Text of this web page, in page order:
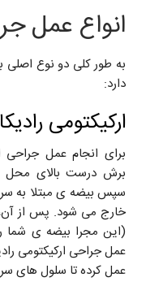
انواع عمل
به طور کلی دو نوع
دارد:
ارکیکتومی
برای انجام عمل جراحی
برش درست بالای محل
سپس بیضه ی مبتلا به
خارج می شود. پس از
(این مجرا بیضه ی
عمل جراحی ارکیکتومی
عمل کرده تا سلول های